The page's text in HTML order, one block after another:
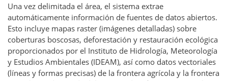
Una vez delimitada el área, el sistema extrae
automáticamente información de fuentes de datos abiertos.
Esto incluye mapas raster (imágenes detalladas) sobre
coberturas boscosas, deforestación y restauración ecológica
proporcionados por el Instituto de Hidrología, Meteorología
y Estudios Ambientales (IDEAM), así como datos vectoriales
(líneas y formas precisas) de la frontera agrícola y la frontera